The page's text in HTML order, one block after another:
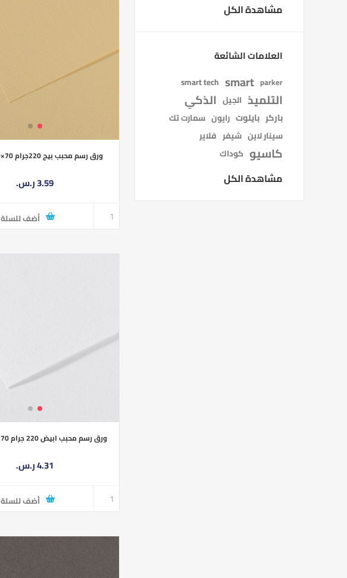
ورق رسم محبب بيج 220جرام FOLIA-100×70
3.59 ر.س.‏
أضف للسلة
ورق رسم محبب ابيض 220 جرام FOLIA-100×70
4.31 ر.س.‏
أضف للسلة
مشاهدة الكل
العلامات الشائعة
parker
smart
smart tech
التلميذ الجيل الذكي
باركر بايلوت رايون سمارت تك
سينار لاين شيفر فلاير
كاسيو كوداك
مشاهدة الكل